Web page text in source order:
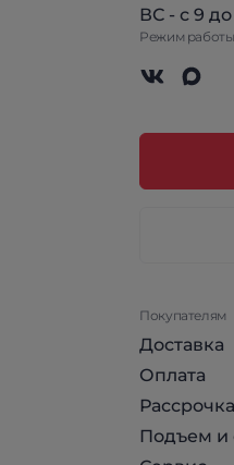
ВС - с 9 до
Режим работы
Покупателям
Доставка
Оплата
Рассрочка
Подъем и